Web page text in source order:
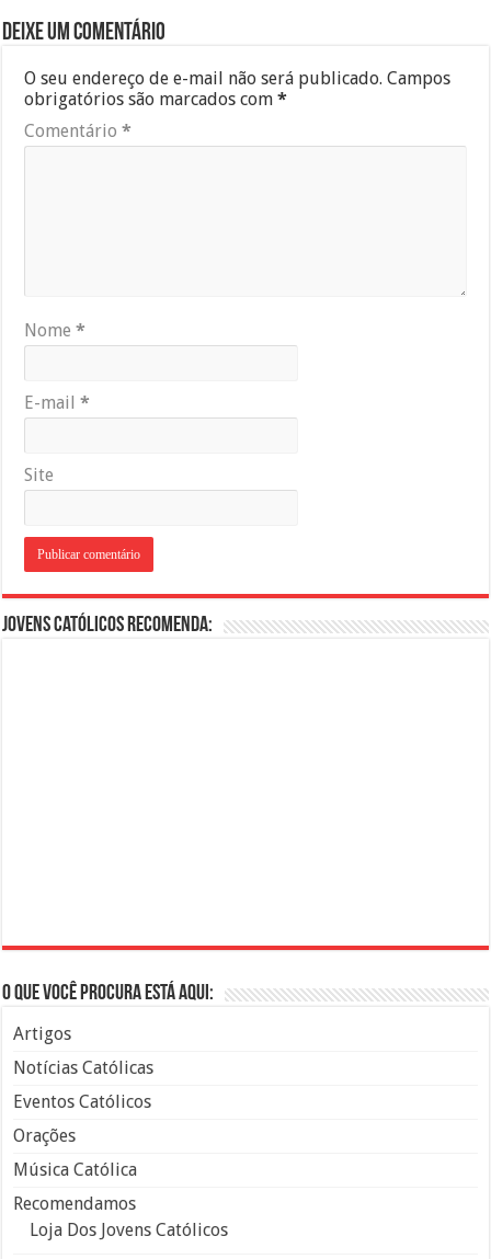
Deixe um comentário
O seu endereço de e-mail não será publicado. Campos
obrigatórios são marcados com*
Comentário*
Nome*
E-mail*
Site
Jovens Católicos Recomenda:
O que você procura está aqui:
Artigos
Notícias Católicas
Eventos Católicos
Orações
Música Católica
Recomendamos
Loja Dos Jovens Católicos